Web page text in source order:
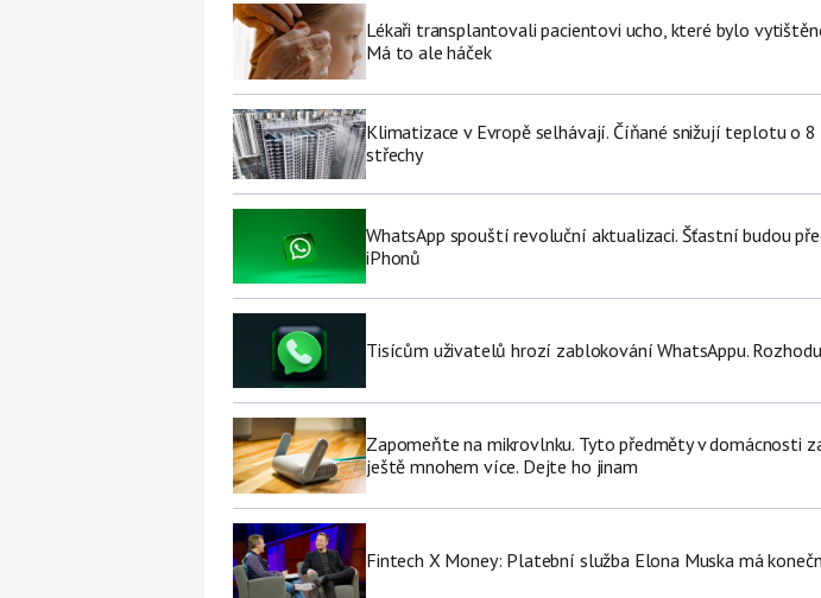
Lékaři transplantovali pacientovi ucho, které bylo
Má to ale háček
Klimatizace v Evropě selhávají. Číňané snižují teplotu o
střechy
WhatsApp spouští revoluční aktualizaci. Šťastní budou
iPhonů
Tisícům uživatelů hrozí zablokování WhatsAppu.
Zapomeňte na mikrovlnku. Tyto předměty v domácnosti
ještě mnohem více. Dejte ho jinam
Fintech X Money: Platební služba Elona Muska má